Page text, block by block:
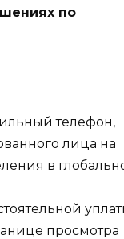
по
телефон,
лица на
в
просмотра